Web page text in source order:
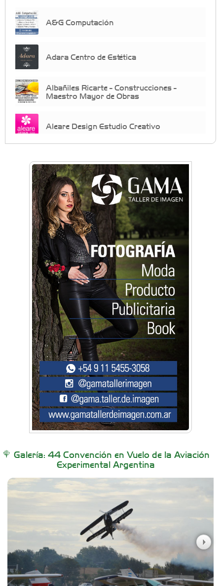
A&G Computación
Adara Centro de Estética
Albañiles Ricarte - Construcciones -
Maestro Mayor de Obras
Aleare Design Estudio Creativo
Almacén Chiche
Anahata: Mindfullness - Psicología -
Bienestar Emocional - Coaching
Arq. Horacio Alejandro Sánchez
Artística ApasionArte
Artística Catalina
Artística Veral
BAIC Ramos Mejía
Brisé Estudio de Danzas
Carniceria y granja El Viejo Peña
Clima Castelar
Colegio Juan Bautista Alberdi
Galería: 44 Convención en Vuelo de la Aviación
Experimental Argentina